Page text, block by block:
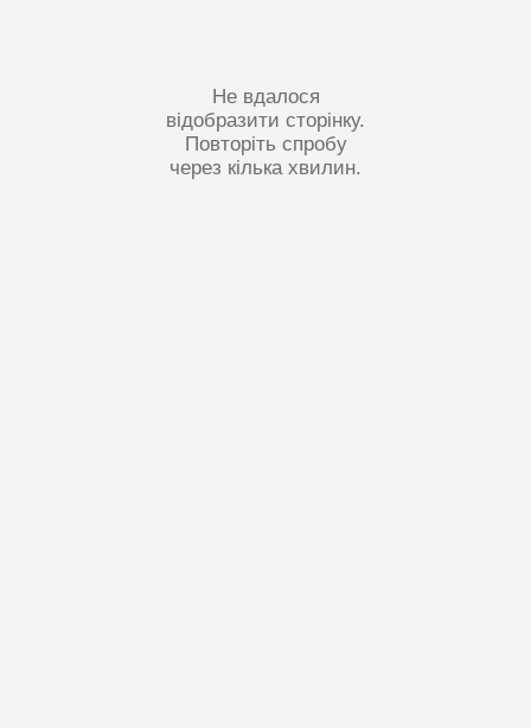
Не вдалося
відобразити сторінку.
Повторіть спробу
через кілька хвилин.